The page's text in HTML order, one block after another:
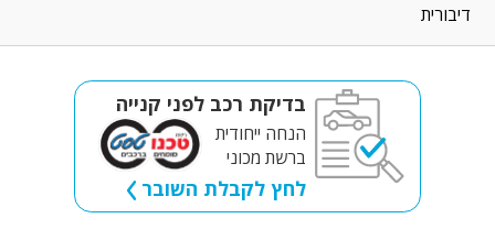
דיבורית
בדיקת רכב לפני קנייה
הנחה ייחודית
ברשת מכוני
לחץ לקבלת השובר